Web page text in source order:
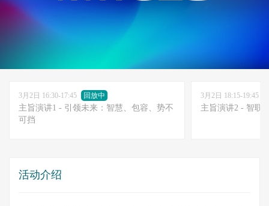
3月2日 16:30-17:45 回放中
主旨演讲1 - 引领未来：智慧、包容、势不
可挡
3月2日 18:15-19:45
主旨演讲2 - 智联
活动介绍